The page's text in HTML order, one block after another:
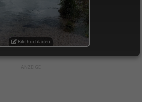
Bild hochladen